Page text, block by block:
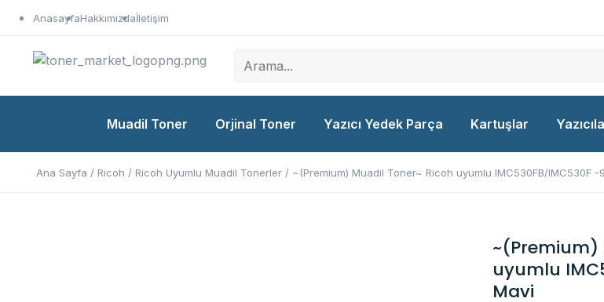
AnasayfaHakkımızdaİletişim
Muadil Toner Orjinal Toner Yazıcı Yedek Parça Kartuşlar
Ana Sayfa / Ricoh / Ricoh Uyumlu Muadil Tonerler / ~(Premium) Muadil Toner~ Ricoh uyumlu IMC530FB/IMC530F -
~(Premium)
uyumlu
Mavi